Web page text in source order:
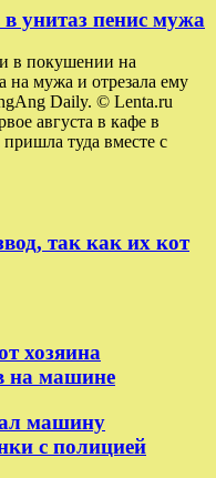
унитаз пенис мужа
в покушении на
на мужа и отрезала ему
Daily. © Lenta.ru
августа в кафе в
туда вместе с
так как их кот
хозяина
на машине
машину
с полицией